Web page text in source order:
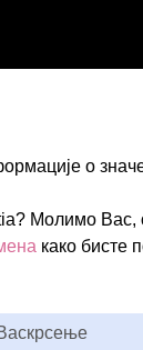
о
Молимо Вас,
како бисте